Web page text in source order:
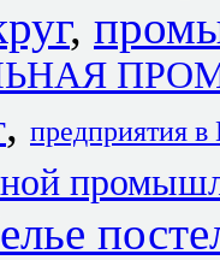
,
, предприятия